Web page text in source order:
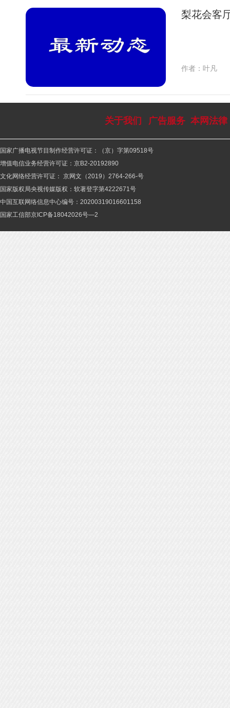
梨花会客
作者：叶凡
关于我们 广告服务 本网法律
国家广播电视节目制作经营许可证：（京）字第09518号
增值电信业务经营许可证：京B2-20192890
文化网络经营许可证： 京网文（2019）2764-266-号
国家版权局央视传媒版权：软著登字第4222671号
中国互联网络信息中心编号：20200319016601158
国家工信部京ICP备18042026号—2